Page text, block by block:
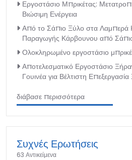
Εργοστάσιο Μπρικέτας:
Βιώσιμη Ενέργεια
Από το Σάπιο Ξύλο στα Λαμπερά
Παραγωγής Κάρβουνου από
Ολοκληρωμένο εργοστάσιο
Αποτελεσματικό Εργοστάσιο
Γουινέα για Βέλτιστη
διάβασε περισσότερα
Συχνές Ερωτήσεις
63 Αντικείμενα